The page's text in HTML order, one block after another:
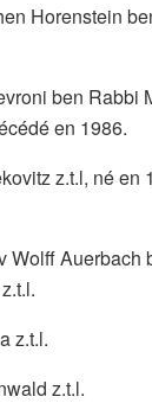
Horenstein
ben Rabbi
en 1986.
z.t.l, né en
Wolff Auerbach
z.t.l.
z.t.l.